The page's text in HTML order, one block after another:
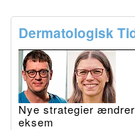
Dermatologisk
Nye strategier
eksem